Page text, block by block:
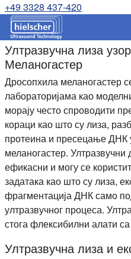
+49 3328 437-420
Ултразвучна лиза
Меланогастер
Дросопхила меланогастер
лабораторијама као
морају често спроводити
кораци као што су лиза,
протеина и пресецање ДНК
меланогастер.
ефикасни и могу се
задатака као што су лиза,
фрагментација ДНК само
ултразвучног процеса.
стога флексибилни алати
Ултразвучна лиза и